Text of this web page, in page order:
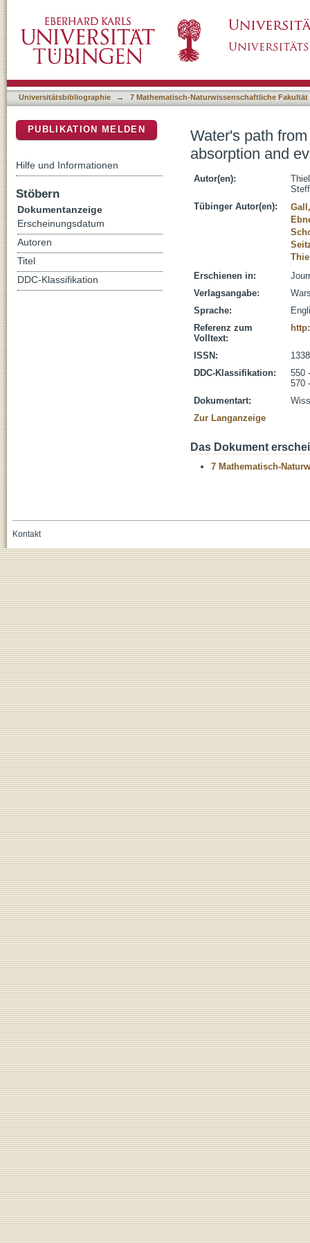
of soil-moss combinations
Universitätsbibliographie → 7 Mathematisch-Naturwissenschaftliche Fakultät
Water's path
absorption and
Autor(en):
Tübinger Autor(en):
Erschienen in:
Verlagsangabe:
Sprache:
Referenz zum
Volltext:
ISSN:
DDC-Klassifikation:
550
570
Dokumentart:
Zur Langanzeige
Das Dokument
7 Mathematisch-
PUBLIKATION MELDEN
Hilfe und Informationen
Stöbern
Dokumentanzeige
Erscheinungsdatum
Autoren
Titel
DDC-Klassifikation
Kontakt